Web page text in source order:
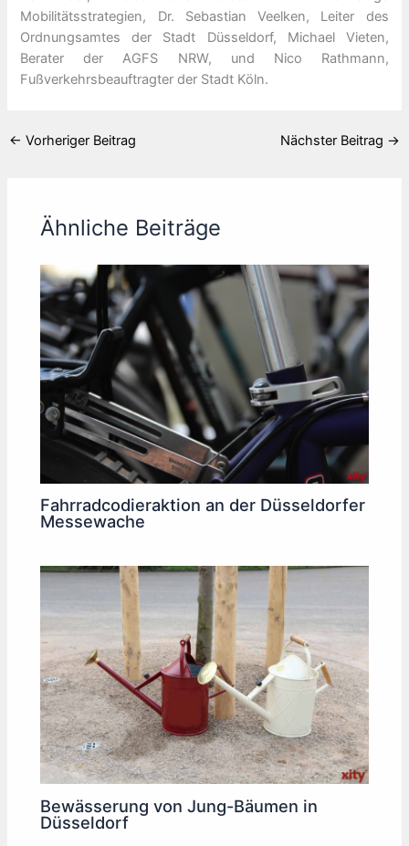
Mobilitätsstrategien, Dr. Sebastian Veelken, Leiter des
Ordnungsamtes der Stadt Düsseldorf, Michael Vieten,
Berater der AGFS NRW, und Nico Rathmann,
Fußverkehrsbeauftragter der Stadt Köln.
← Vorheriger Beitrag Nächster Beitrag →
Ähnliche Beiträge
Fahrradcodieraktion an der Düsseldorfer
Messewache
Bewässerung von Jung-Bäumen in
Düsseldorf